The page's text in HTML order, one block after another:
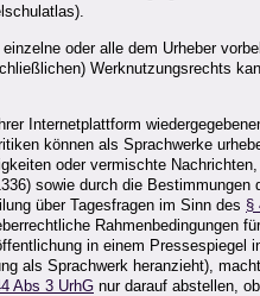
oder alle dem Urheber
Werknutzungsrechts
Internetplattform
können als Sprachwerke
oder vermischte
sowie durch die Bestimmungen
über Tagesfragen im Sinn des §
Rahmenbedingungen
in einem
als Sprachwerk heranzieht),
Abs 3 UrhG nur darauf abstellen,